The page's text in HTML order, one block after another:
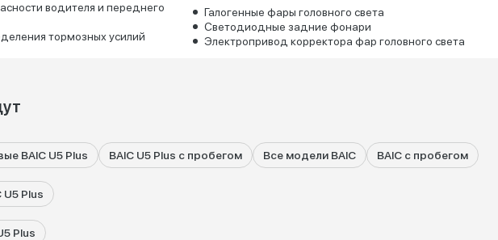
водителя и переднего
тормозных усилий
Галогенные фары головного света
Светодиодные задние фонари
Электропривод корректора фар головного света
BAIC U5 Plus BAIC U5 Plus с пробегом Все модели BAIC BAIC с пробегом
Plus
Plus